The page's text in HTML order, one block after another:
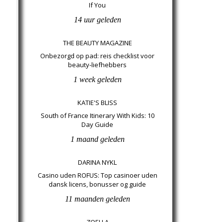
If You
14 uur geleden
THE BEAUTY MAGAZINE
Onbezorgd op pad: reis checklist voor
beauty-liefhebbers
1 week geleden
KATIE'S BLISS
South of France Itinerary With Kids: 10
Day Guide
1 maand geleden
DARINA NYKL
Casino uden ROFUS: Top casinoer uden
dansk licens, bonusser og guide
11 maanden geleden